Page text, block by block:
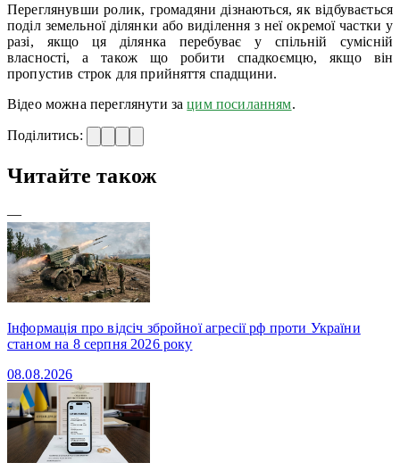
Переглянувши ролик, громадяни дізнаються, як відбувається
поділ земельної ділянки або виділення з неї окремої частки у
разі, якщо ця ділянка перебуває у спільній сумісній
власності, а також що робити спадкоємцю, якщо він
пропустив строк для прийняття спадщини.
Відео можна переглянути зацим посиланням.
Поділитись:
Читайте також
—
Інформація про відсіч збройної агресії рф проти України
станом на 8 серпня 2026 року
08.08.2026